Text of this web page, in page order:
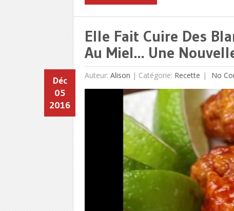
Elle Fait Cuire Des
Au Miel… Une
Auteur: Alison |
Déc
05
2016
Catégorie: Recette No